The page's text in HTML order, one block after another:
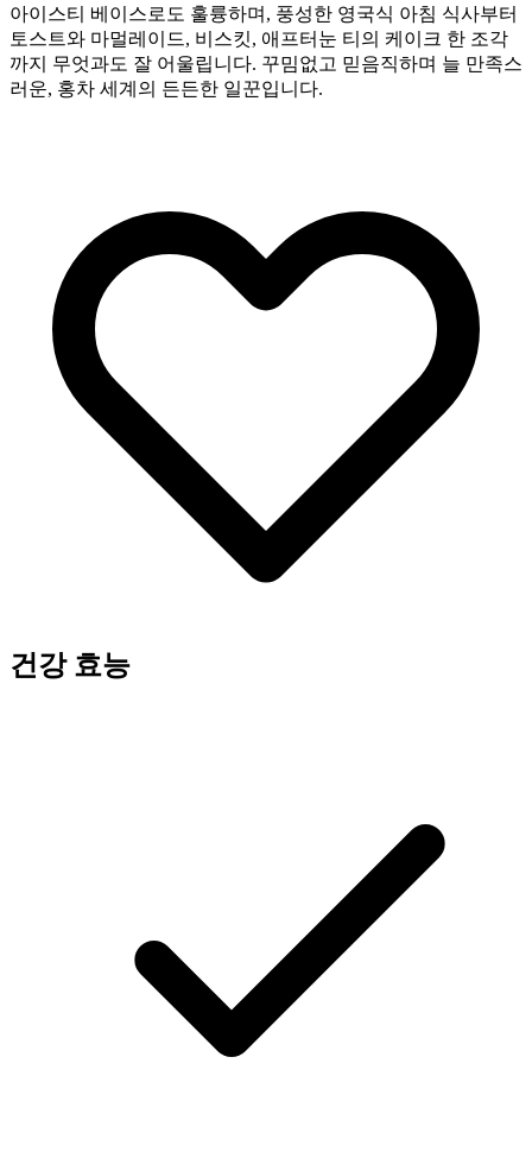
아이스티 베이스로도 훌륭하며, 풍성한 영국식 아침 식사부터
토스트와 마멀레이드, 비스킷, 애프터눈 티의 케이크 한 조각
까지 무엇과도 잘 어울립니다. 꾸밈없고 믿음직하며 늘 만족스
러운, 홍차 세계의 든든한 일꾼입니다.
건강 효능